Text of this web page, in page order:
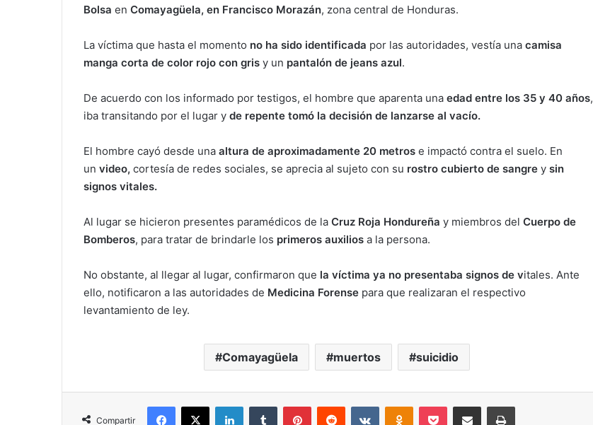
Bolsa en Comayagüela, en Francisco Morazán, zona central de Honduras.
La víctima que hasta el momento no ha sido identificada por las autoridades, vestía una camisa
manga corta de color rojo con gris y un pantalón de jeans azul.
De acuerdo con los informado por testigos, el hombre que aparenta una edad entre los 35 y 40 años,
iba transitando por el lugar y de repente tomó la decisión de lanzarse al vacío.
El hombre cayó desde una altura de aproximadamente 20 metros e impactó contra el suelo. En
un video, cortesía de redes sociales, se aprecia al sujeto con su rostro cubierto de sangre y sin
signos vitales.
Al lugar se hicieron presentes paramédicos de la Cruz Roja Hondureña y miembros del Cuerpo de
Bomberos, para tratar de brindarle los primeros auxilios a la persona.
No obstante, al llegar al lugar, confirmaron que la víctima ya no presentaba signos de vitales. Ante
ello, notificaron a las autoridades de Medicina Forense para que realizaran el respectivo
levantamiento de ley.
Comayagüela muertos suicidio
Compartir
Facebook
X LinkedInTumblr PinterestReddit VKontakteOdnoklassniki
Pocket compartit via email Print